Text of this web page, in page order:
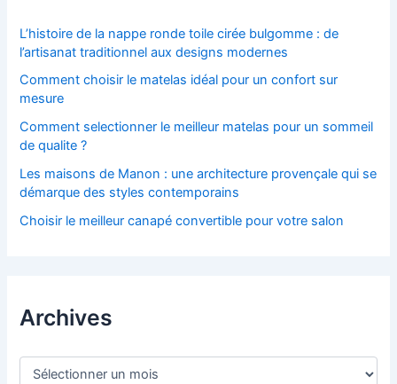
L’histoire de la nappe ronde toile cirée bulgomme : de
l’artisanat traditionnel aux designs modernes
Comment choisir le matelas idéal pour un confort sur
mesure
Comment selectionner le meilleur matelas pour un sommeil
de qualite ?
Les maisons de Manon : une architecture provençale qui se
démarque des styles contemporains
Choisir le meilleur canapé convertible pour votre salon
Archives
A